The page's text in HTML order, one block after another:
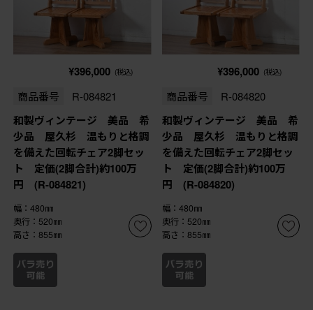
¥396,000 (税込)
商品番号 R-084821
和製ヴィンテージ 美品 希
少品 屋久杉 温もりと格調
を備えた回転チェア2脚セッ
ト 定価(2脚合計)約100万
円 (R-084821)
幅：480㎜
奥行：520㎜
高さ：855㎜
¥396,000 (税込)
商品番号 R-084820
和製ヴィンテージ 美品 希
少品 屋久杉 温もりと格調
を備えた回転チェア2脚セッ
ト 定価(2脚合計)約100万
円 (R-084820)
幅：480㎜
奥行：520㎜
高さ：855㎜